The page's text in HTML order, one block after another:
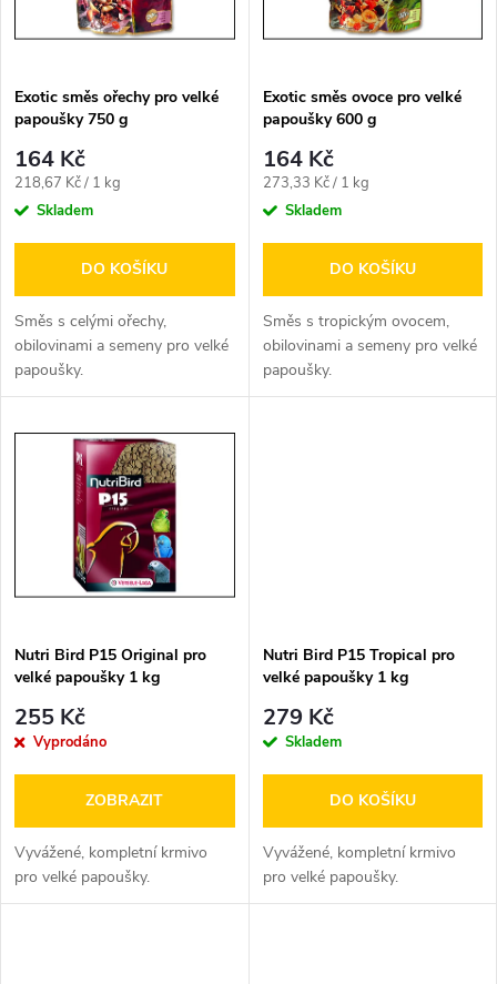
í
p
r
o
d
u
k
t
i
s
p
r
o
d
u
k
Exotic směs ořechy pro velké
papoušky 750 g
164 Kč
Měrná
cena:
218,67 Kč / 1 kg
Skladem
DO KOŠÍKU
Směs s celými ořechy,
obilovinami a semeny pro velké
papoušky.
Exotic směs ovoce pro velké
papoušky 600 g
164 Kč
Měrná
cena:
273,33 Kč / 1 kg
Skladem
DO KOŠÍKU
Směs s tropickým ovocem,
obilovinami a semeny pro velké
papoušky.
Nutri Bird P15 Original pro
velké papoušky 1 kg
255 Kč
Vyprodáno
ZOBRAZIT
Vyvážené, kompletní krmivo
pro velké papoušky.
Nutri Bird P15 Tropical pro
velké papoušky 1 kg
279 Kč
Skladem
DO KOŠÍKU
Vyvážené, kompletní krmivo
pro velké papoušky.